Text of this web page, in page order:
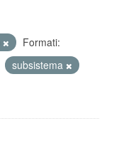
Formati:
subsistema